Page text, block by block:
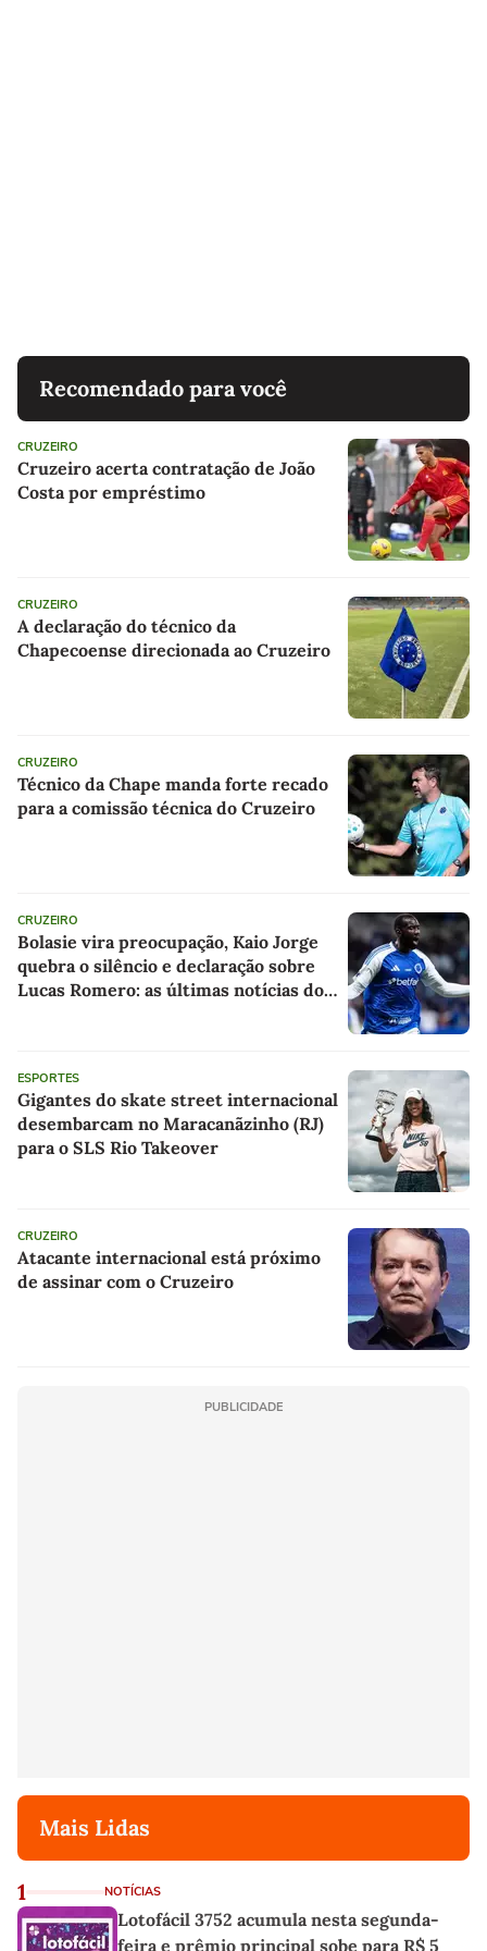
Recomendado para você
CRUZEIRO
Cruzeiro acerta contratação de João
Costa por empréstimo
CRUZEIRO
A declaração do técnico da
Chapecoense direcionada ao Cruzeiro
CRUZEIRO
Técnico da Chape manda forte recado
para a comissão técnica do Cruzeiro
CRUZEIRO
Bolasie vira preocupação, Kaio Jorge
quebra o silêncio e declaração sobre
Lucas Romero: as últimas notícias do
ESPORTES
Gigantes do skate street internacional
desembarcam no Maracanãzinho (RJ)
para o SLS Rio Takeover
CRUZEIRO
Atacante internacional está próximo
de assinar com o Cruzeiro
PUBLICIDADE
Mais Lidas
1 NOTÍCIAS
Lotofácil 3752 acumula nesta segunda-
feira e prêmio principal sobe para R$ 5